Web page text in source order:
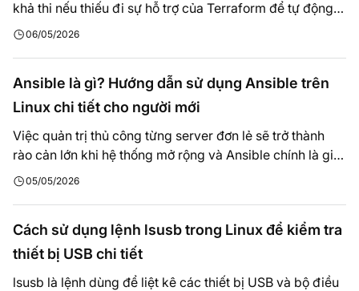
khả thi nếu thiếu đi sự hỗ trợ của Terraform để tự động
hóa toàn bộ quy trình khởi tạo và cấu hình hạ tầng.
06/05/2026
Ansible là gì? Hướng dẫn sử dụng Ansible trên
Linux chi tiết cho người mới
Việc quản trị thủ công từng server đơn lẻ sẽ trở thành
rào cản lớn khi hệ thống mở rộng và Ansible chính là giải
pháp mình đã áp dụng để đồng bộ hóa cấu hình trên
05/05/2026
Cách sử dụng lệnh lsusb trong Linux để kiểm tra
thiết bị USB chi tiết
lsusb là lệnh dùng để liệt kê các thiết bị USB và bộ điều